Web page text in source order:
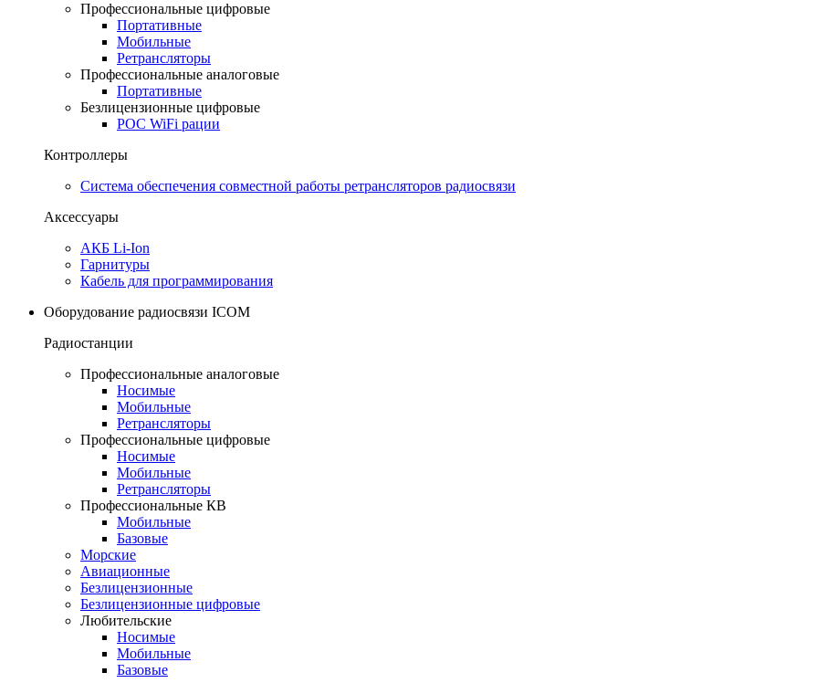
Профессиональные цифровые
Портативные
Мобильные
Ретрансляторы
Профессиональные аналоговые
Портативные
Безлицензионные цифровые
POC WiFi рации
Контроллеры
Система обеспечения совместной работы ретрансляторов радиосвязи
Аксессуары
АКБ Li-Ion
Гарнитуры
Кабель для программирования
Оборудование радиосвязи ICOM
Радиостанции
Профессиональные аналоговые
Носимые
Мобильные
Ретрансляторы
Профессиональные цифровые
Носимые
Мобильные
Ретрансляторы
Профессиональные КВ
Мобильные
Базовые
Морские
Авиационные
Безлицензионные
Безлицензионные цифровые
Любительские
Носимые
Мобильные
Базовые